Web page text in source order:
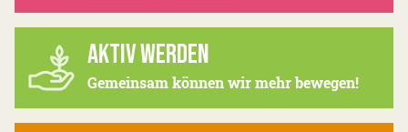
AKTIV WERDEN
Gemeinsam können wir mehr bewegen!